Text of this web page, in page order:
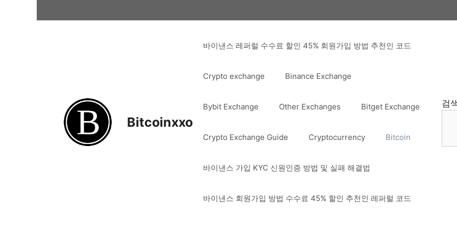
Bitcoinxxo
바이낸스 레퍼럴 수수료 할인 45% 회원가입 방법 추천인 코드
Crypto exchange Binance Exchange
Bybit Exchange Other Exchanges Bitget Exchange
Crypto Exchange Guide Cryptocurrency Bitcoin
바이낸스 가입 KYC 신원인증 방법 및 실패 해결법
바이낸스 회원가입 방법 수수료 45% 할인 추천인 레퍼럴 코드
검